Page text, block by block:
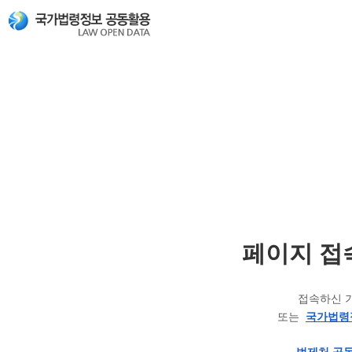
페이지 접
접속하신
또는 국가법